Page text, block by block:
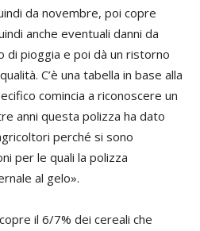
da novembre, poi copre
anche eventuali danni da
di pioggia e poi dà un ristorno
C’è una tabella in base alla
comincia a riconoscere un
anni questa polizza ha dato
perché si sono
per le quali la polizza
al gelo».
il 6/7% dei cereali che